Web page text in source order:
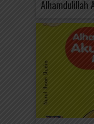
Alhamdulillah